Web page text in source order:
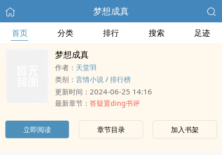
梦想成真
首页 分类 排行 搜索 足迹
梦想成真
作者： 天堂羽
类别： 言情小说 / 排行榜
更新时间： 2024-06-25 14:16
最新章节： 答疑置ding书评
立即阅读 章节目录 加入书架